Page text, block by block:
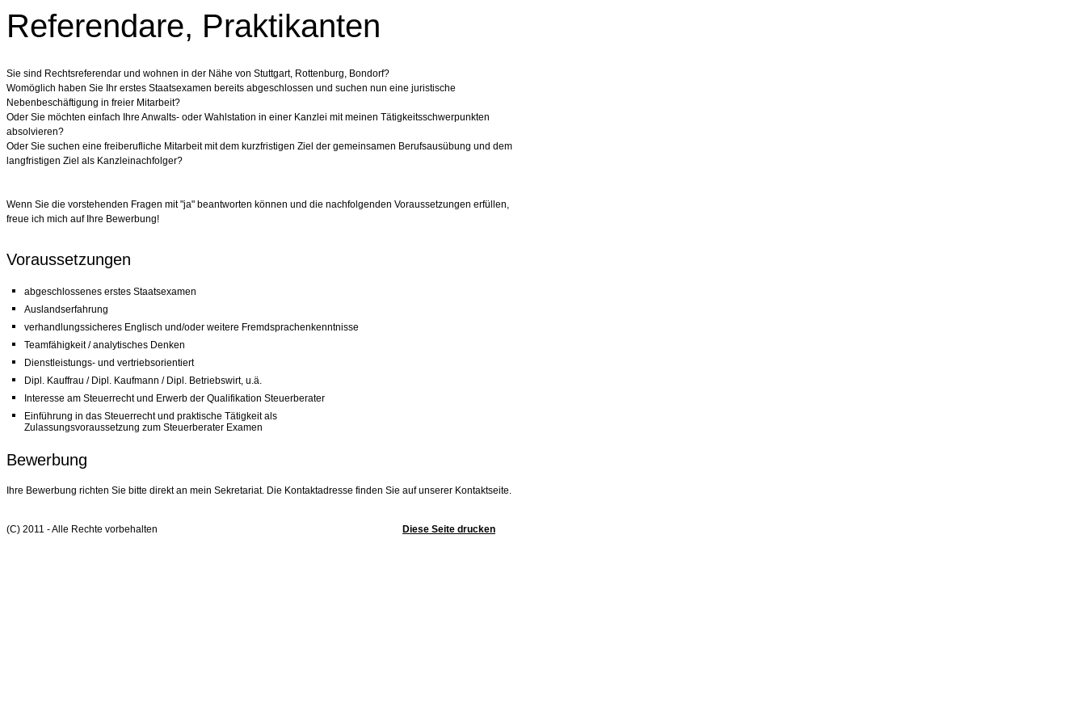
Referendare, Praktikanten
Sie sind Rechtsreferendar und wohnen in der Nähe von Stuttgart, Rottenburg, Bondorf?
Womöglich haben Sie Ihr erstes Staatsexamen bereits abgeschlossen und suchen nun eine juristische
Nebenbeschäftigung in freier Mitarbeit?
Oder Sie möchten einfach Ihre Anwalts- oder Wahlstation in einer Kanzlei mit meinen Tätigkeitsschwerpunkten
absolvieren?
Oder Sie suchen eine freiberufliche Mitarbeit mit dem kurzfristigen Ziel der gemeinsamen Berufsausübung und dem
langfristigen Ziel als Kanzleinachfolger?
Wenn Sie die vorstehenden Fragen mit "ja" beantworten können und die nachfolgenden Voraussetzungen erfüllen,
freue ich mich auf Ihre Bewerbung!
Voraussetzungen
abgeschlossenes erstes Staatsexamen
Auslandserfahrung
verhandlungssicheres Englisch und/oder weitere Fremdsprachenkenntnisse
Teamfähigkeit / analytisches Denken
Dienstleistungs- und vertriebsorientiert
Dipl. Kauffrau / Dipl. Kaufmann / Dipl. Betriebswirt, u.ä.
Interesse am Steuerrecht und Erwerb der Qualifikation Steuerberater
Einführung in das Steuerrecht und praktische Tätigkeit als
Zulassungsvoraussetzung zum Steuerberater Examen
Bewerbung
Ihre Bewerbung richten Sie bitte direkt an mein Sekretariat. Die Kontaktadresse finden Sie auf unserer Kontaktseite.
(C) 2011 - Alle Rechte vorbehalten Diese Seite drucken